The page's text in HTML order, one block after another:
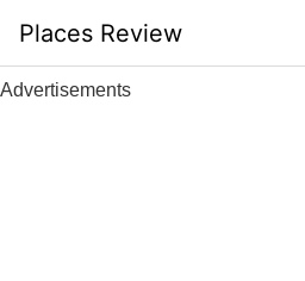
content
Places Review
Advertisements